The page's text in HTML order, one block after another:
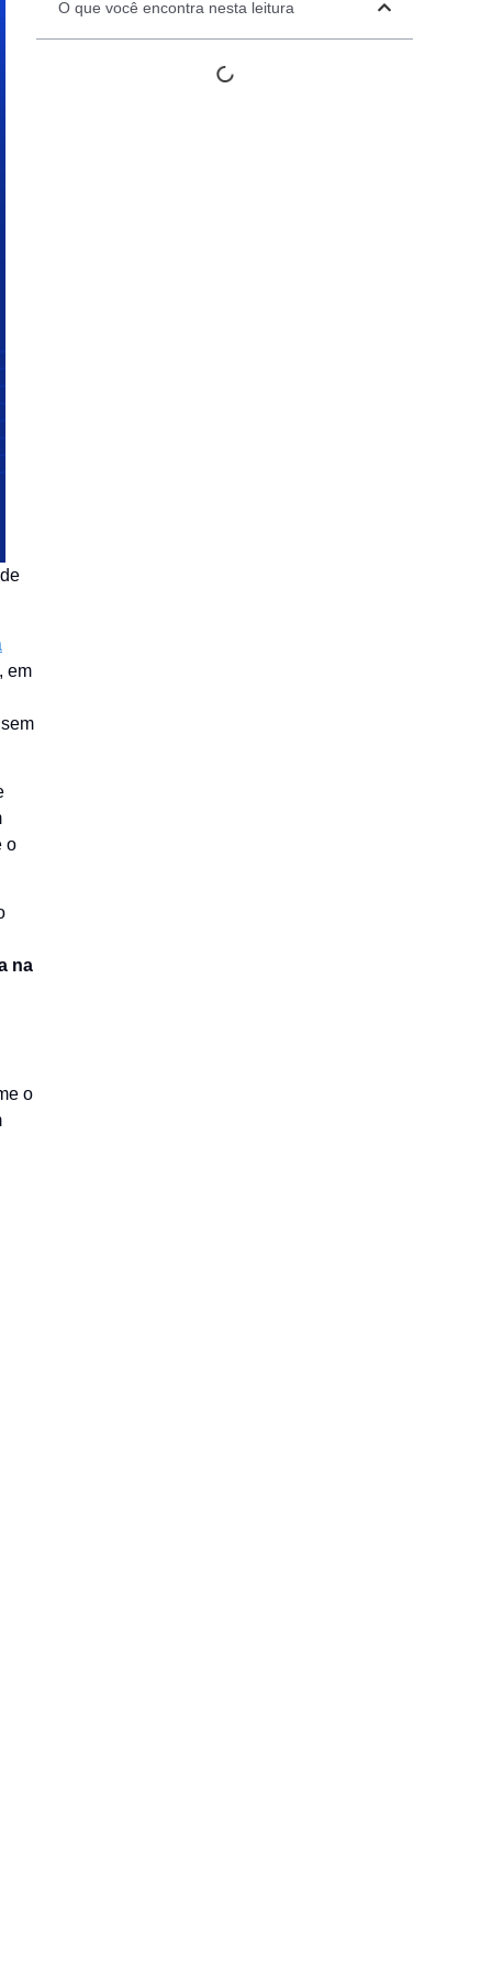
Automation Panels
O que você encontra nesta leitura
em
o
na
o